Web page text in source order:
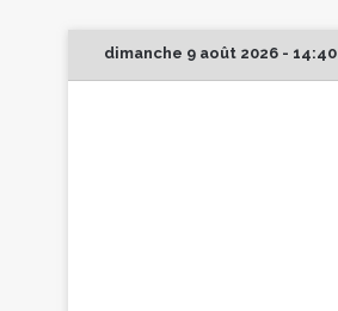
dimanche 9 août 2026 - 14:40